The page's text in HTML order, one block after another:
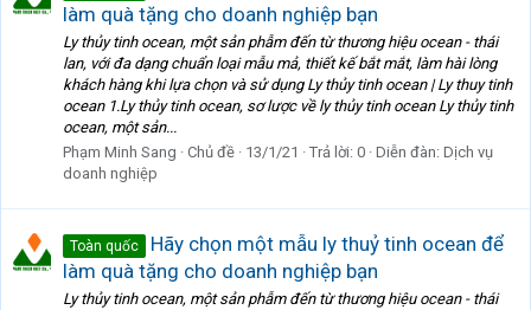
làm quà tặng cho doanh nghiệp bạn
Ly thủy tinh ocean, một sản phẫm đến từ thương hiệu ocean - thái
lan, với đa dạng chuẩn loại mẫu mả, thiết kế bắt mắt, làm hài lòng
khách hàng khi lựa chọn và sử dụng Ly thủy tinh ocean | Ly thuy tinh
ocean 1.Ly thủy tinh ocean, sơ lược về ly thủy tinh ocean Ly thủy tinh
ocean, một sản...
Phạm Minh Sang
Chủ đề 13/1/21 Trả lời: 0 Diễn đàn: Dịch vụ
doanh nghiệp
Toàn quốc
Hãy chọn một mẫu ly thuỷ tinh ocean để
làm quà tặng cho doanh nghiệp bạn
Ly thủy tinh ocean, một sản phẫm đến từ thương hiệu ocean - thái